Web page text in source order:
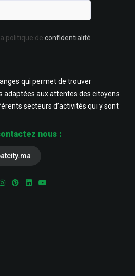
politique de confidentialité
qui permet de trouver
aux attentes des citoyens
secteurs d’activités qui y sont
nous :